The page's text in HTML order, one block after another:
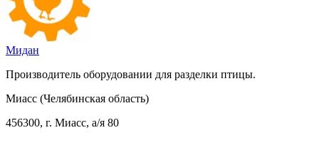
Мидан
Производитель оборудовании для разделки птицы.
Миасс (Челябинская область)
456300, г. Миасс, а/я 80